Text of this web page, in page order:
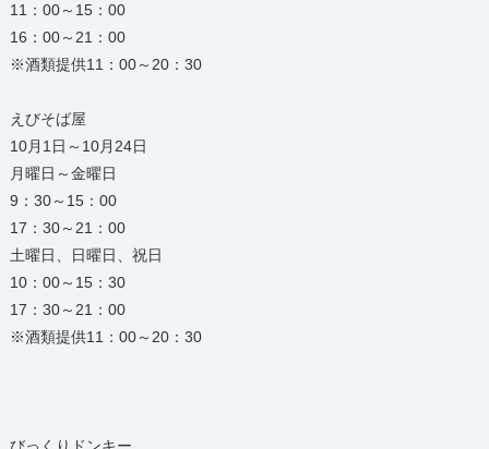
11：00～15：00
16：00～21：00
※酒類提供11：00～20：30
えびそば屋
10月1日～10月24日
月曜日～金曜日
9：30～15：00
17：30～21：00
土曜日、日曜日、祝日
10：00～15：30
17：30～21：00
※酒類提供11：00～20：30